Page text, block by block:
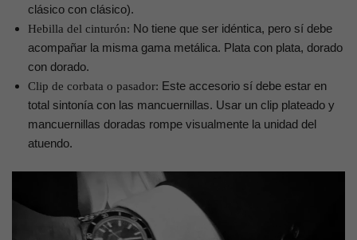
clásico con clásico).
Hebilla del cinturón: No tiene que ser idéntica, pero sí debe
acompañar la misma gama metálica. Plata con plata, dorado
con dorado.
Clip de corbata o pasador: Este accesorio sí debe estar en
total sintonía con las mancuernillas. Usar un clip plateado y
mancuernillas doradas rompe visualmente la unidad del
atuendo.